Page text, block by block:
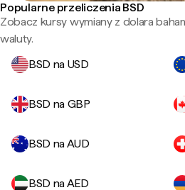
Popularne przeliczenia BSD
Zobacz kursy wymiany z dolara
waluty.
BSD na USD
BSD na GBP
BSD na AUD
BSD na AED